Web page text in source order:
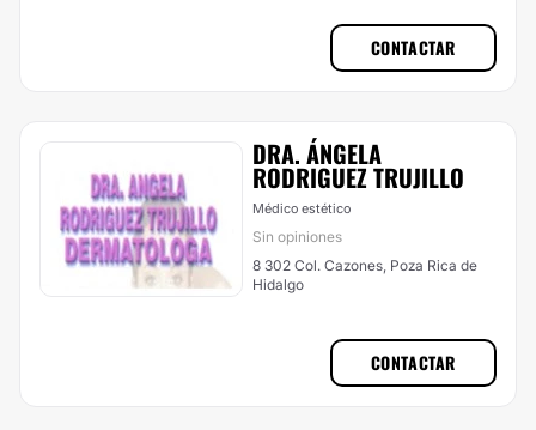
CONTACTAR
DRA. ÁNGELA
RODRIGUEZ TRUJILLO
Médico estético
Sin opiniones
8 302 Col. Cazones, Poza Rica de
Hidalgo
CONTACTAR